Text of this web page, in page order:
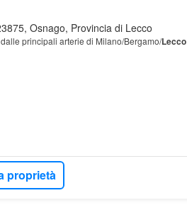
Osnago, Provincia di Lecco
principali arterie di Milano/Bergamo/Lecco
proprietà